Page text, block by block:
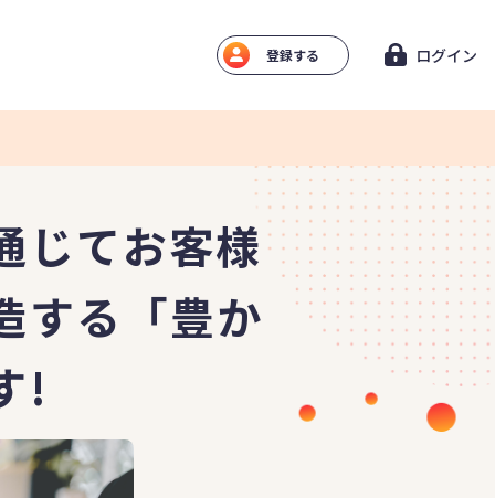
登録する ログイン
じてお客様
する「豊か
!